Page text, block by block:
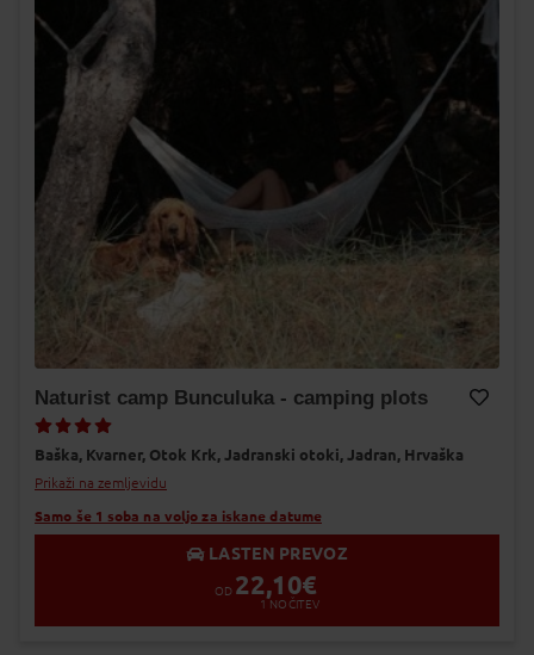
Naturist camp Bunculuka - camping plots
Baška, Kvarner, Otok Krk, Jadranski otoki, Jadran, Hrvaška
Prikaži na zemljevidu
Samo še 1 soba na voljo za iskane datume
LASTEN PREVOZ
OD 22,10€
1 NOČITEV